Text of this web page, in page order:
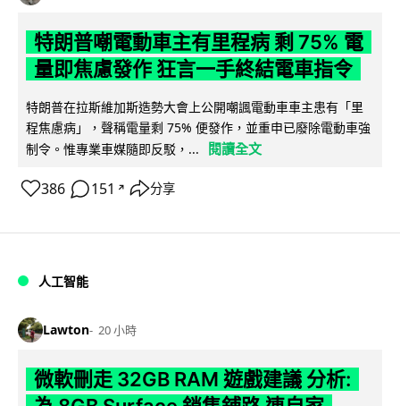
特朗普嘲電動車主有里程病 剩 75% 電
量即焦慮發作 狂言一手終結電車指令
特朗普在拉斯維加斯造勢大會上公開嘲諷電動車車主患有「里
程焦慮病」，聲稱電量剩 75% 便發作，並重申已廢除電動車強
制令。惟專業車媒隨即反駁，...
閱讀全文
386 151 ↗ 分享
人工智能
Lawton 20 小時
微軟刪走 32GB RAM 遊戲建議 分析: